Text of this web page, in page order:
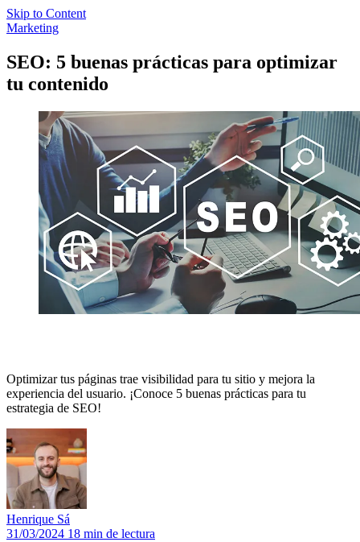
Skip to Content
Marketing
SEO: 5 buenas prácticas para optimizar
tu contenido
Optimizar tus páginas trae visibilidad para tu sitio y mejora la
experiencia del usuario. ¡Conoce 5 buenas prácticas para tu
estrategia de SEO!
Henrique Sá
31/03/2024 18 min de lectura